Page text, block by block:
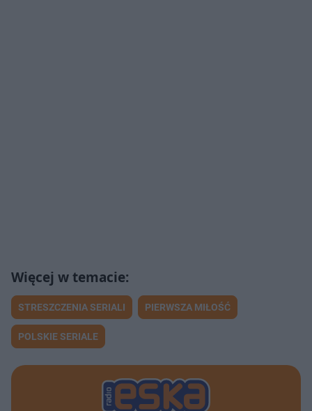
STRESZCZENIA SERIALI PIERWSZA MIŁOŚĆ
POLSKIE SERIALE